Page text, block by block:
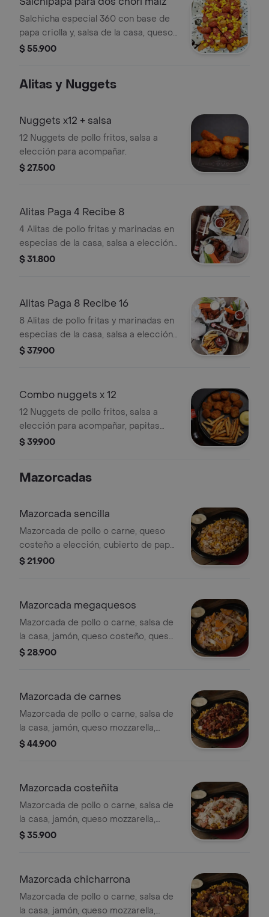
en salsa. ¡porción abundante para 6
personas!.
Salchicha especial 360 con base de
papa criolla y, salsa de la casa, queso
mozarella fundido, chorizo premium y
$ 55.900
Alitas y Nuggets
Nuggets x12 + salsa
12 Nuggets de pollo fritos, salsa a
elección para acompañar.
$ 27.500
Alitas Paga 4 Recibe 8
4 Alitas de pollo fritas y marinadas en
especias de la casa, salsa a elección
y papas fritas artesanales.
$ 31.800
Alitas Paga 8 Recibe 16
8 Alitas de pollo fritas y marinadas en
especias de la casa, salsa a elección
y papas fritas artesanales.
$ 37.900
Combo nuggets x 12
12 Nuggets de pollo fritos, salsa a
elección para acompañar, papitas
artesanales y bebida .
$ 39.900
Mazorcadas
Mazorcada sencilla
Mazorcada de pollo o carne, queso
costeño a elección, cubierto de papa
ripio y salsa de la casa.
$ 21.900
Mazorcada megaquesos
Mazorcada de pollo o carne, salsa de
la casa, jamón, queso costeño, queso
mozzarella, queso cheddar, doritos,
$ 28.900
Mazorcada de carnes
Mazorcada de pollo o carne, salsa de
la casa, jamón, queso mozzarella,
tocineta, costillas bbq, chorizo
$ 44.900
Mazorcada costeñita
Mazorcada de pollo o carne, salsa de
la casa, jamón, queso mozzarella,
tocineta, butifarra y papa chip.
$ 35.900
Mazorcada chicharrona
Mazorcada de pollo o carne, salsa de
la casa, jamón, queso mozzarella,